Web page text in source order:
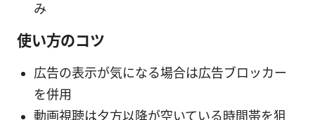
み
使い方のコツ
広告の表示が気になる場合は広告ブロッカー
を併用
動画視聴は夕方以降が空いている時間帯を狙